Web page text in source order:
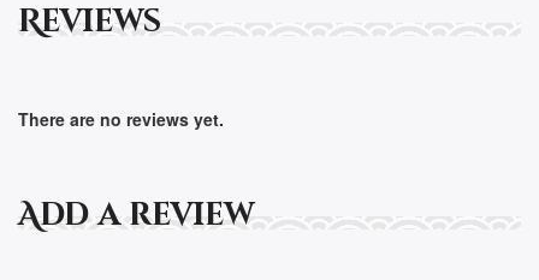
Reviews
There are no reviews yet.
Add a review